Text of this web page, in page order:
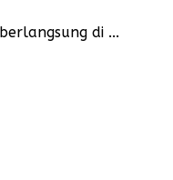
di ...